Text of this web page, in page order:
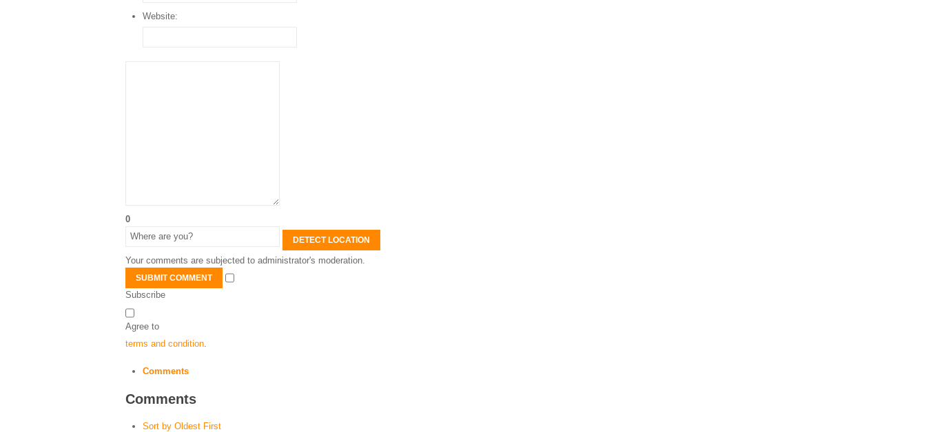
Website:
0
DETECT LOCATION
Your comments are subjected to administrator's moderation.
SUBMIT COMMENT
Subscribe
Agree to
terms and condition
Comments
Comments
Sort by Oldest First